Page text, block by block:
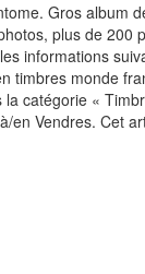
Gros album
plus de
informations
timbres monde
catégorie «
en Vendres. Cet